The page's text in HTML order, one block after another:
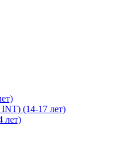
(14-17 лет)
лет)